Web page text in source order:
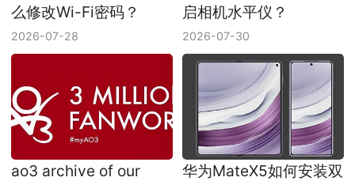
么修改Wi-Fi密码？
2026-07-28
启相机水平仪？
2026-07-30
ao3 archive of our
华为MateX5如何安装双